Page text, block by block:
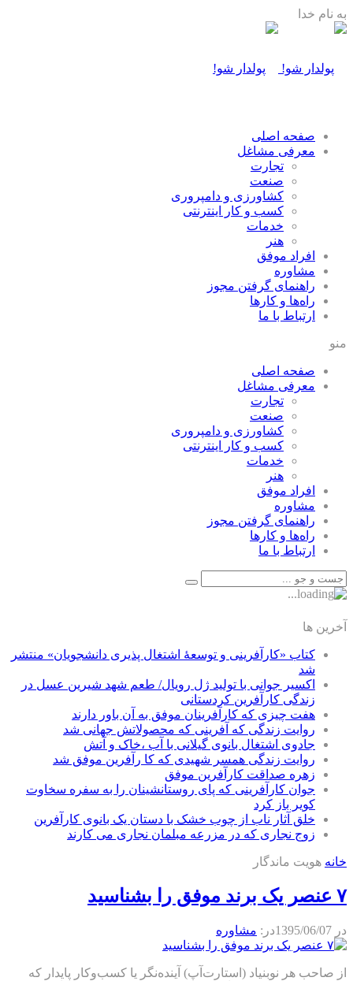
به نام خدا
صفحه اصلی
معرفی مشاغل
تجارت
صنعت
كشاورزی و دامپروری
كسب و كار اينترنتی
خدمات
هنر
افراد موفق
مشاوره
راهنمای گرفتن مجوز
راه‌ها و كارها
ارتباط با ما
منو
صفحه اصلی
معرفی مشاغل
تجارت
صنعت
كشاورزی و دامپروری
كسب و كار اينترنتی
خدمات
هنر
افراد موفق
مشاوره
راهنمای گرفتن مجوز
راه‌ها و كارها
ارتباط با ما
آخرین ها
کتاب «کارآفرینی و توسعۀ اشتغال پذیری دانشجویان» منتشر
شد
اکسیر جوانی با تولید ژل رویال/ طعم شهد شیرین عسل‌ در
زندگی کارآفرین کردستانی
هفت چیزی که کارآفرینان موفق به آن باور دارند
روایت زندگی که آفرینی که محصولاتش جهانی شد
جادوی اشتغال بانوی گیلانی با آب ،خاک و آتش
روایت زندگی همسر شهیدی که کا رآفرین موفق شد
زهره صداقت کارآفرین موفق
جوان کارآفرینی که پای روستانشینان را به سفره سخاوت
کویر باز کرد
خلق آثار ناب از چوب خشک با دستان یک بانوی کارآفرین
زوج نجاری که در مزرعه مبلمان نجاری می کارند
خانه هویت ماندگار
۷ عنصر یک برند موفق را بشناسید
در 1395/06/07در: مشاوره
از صاحب هر نوبنیاد (استارت‌آپ) آینده‌نگر یا کسب‌وکار پایدار که